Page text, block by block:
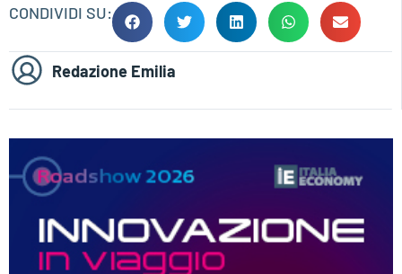
CONDIVIDI SU:
Redazione Emilia